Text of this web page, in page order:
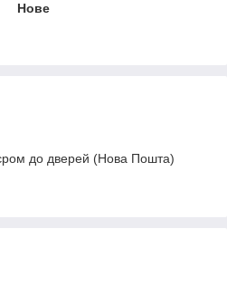
Нове
до дверей (Нова Пошта)